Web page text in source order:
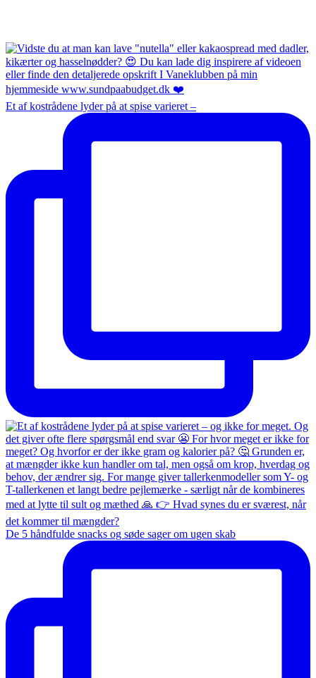
Et af kostrådene lyder på at spise varieret –
De 5 håndfulde snacks og søde sager om ugen skab